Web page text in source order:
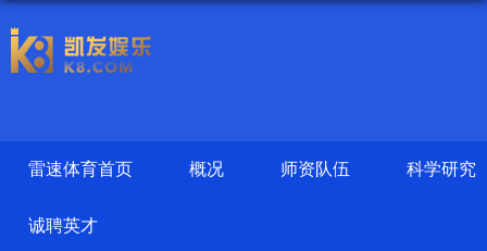
雷速体育首页 概况 师资队伍 科学研究
诚聘英才